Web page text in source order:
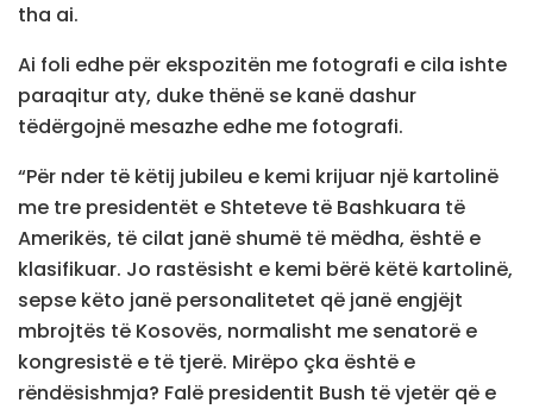
tha ai.
Ai foli edhe për ekspozitën me fotografi e cila ishte
paraqitur aty, duke thënë se kanë dashur
tëdërgojnë mesazhe edhe me fotografi.
“Për nder të këtij jubileu e kemi krijuar një kartolinë
me tre presidentët e Shteteve të Bashkuara të
Amerikës, të cilat janë shumë të mëdha, është e
klasifikuar. Jo rastësisht e kemi bërë këtë kartolinë,
sepse këto janë personalitetet që janë engjëjt
mbrojtës të Kosovës, normalisht me senatorë e
kongresistë e të tjerë. Mirëpo çka është e
rëndësishmja? Falë presidentit Bush të vjetër që e